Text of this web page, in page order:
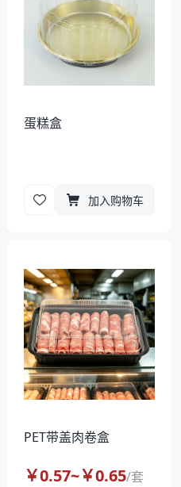
蛋糕盒
加入购物车
PET带盖肉卷盒
￥0.57~￥0.65/套